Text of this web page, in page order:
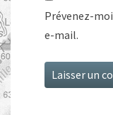
Prévenez-
e-mail.